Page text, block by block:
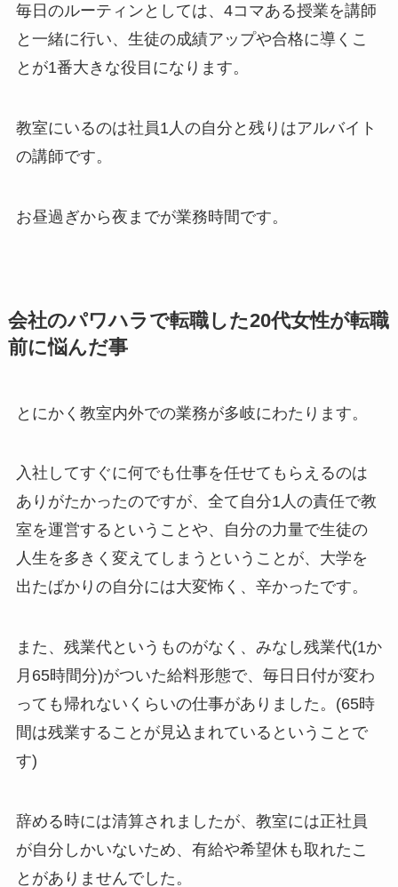
毎日のルーティンとしては、4コマある授業を講師
と一緒に行い、生徒の成績アップや合格に導くこ
とが1番大きな役目になります。
教室にいるのは社員1人の自分と残りはアルバイト
の講師です。
お昼過ぎから夜までが業務時間です。
会社のパワハラで転職した20代女性が転職
前に悩んだ事
とにかく教室内外での業務が多岐にわたります。
入社してすぐに何でも仕事を任せてもらえるのは
ありがたかったのですが、全て自分1人の責任で教
室を運営するということや、自分の力量で生徒の
人生を多きく変えてしまうということが、大学を
出たばかりの自分には大変怖く、辛かったです。
また、残業代というものがなく、みなし残業代(1か
月65時間分)がついた給料形態で、毎日日付が変わ
っても帰れないくらいの仕事がありました。(65時
間は残業することが見込まれているということで
す)
辞める時には清算されましたが、教室には正社員
が自分しかいないため、有給や希望休も取れたこ
とがありませんでした。